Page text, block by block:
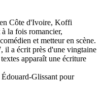
Côte d'Ivoire, Koffi
la fois romancier,
et metteur en scène.
il a écrit près d'une vingtaine
apparaît une écriture
Glissant pour